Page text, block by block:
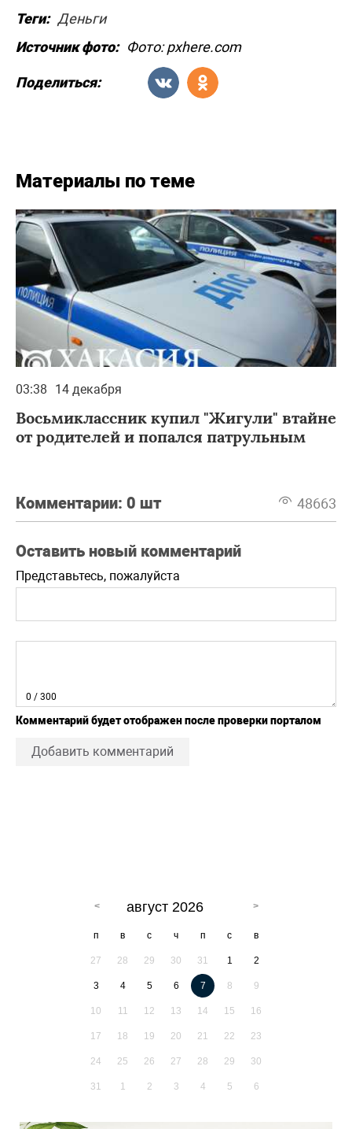
Теги: Деньги
Источник фото: Фото: pxhere.com
Поделиться:
Материалы по теме
03:38 14 декабря
Восьмиклассник купил "Жигули" втайне
от родителей и попался патрульным
Комментарии: 0 шт 48663
Оставить новый комментарий
Представьтесь, пожалуйста
0 / 300
Комментарий будет отображен после проверки порталом
Добавить комментарий
август 2026
п в с ч п с в
27 28 29 30 31 1 2
3 4 5 6 7 8 9
10 11 12 13 14 15 16
17 18 19 20 21 22 23
24 25 26 27 28 29 30
31 1 2 3 4 5 6